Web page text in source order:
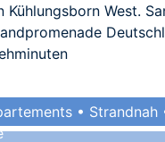
Kühlungsborn West.
• Strandnah